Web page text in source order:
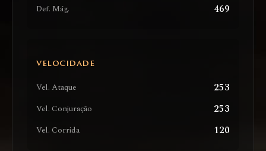
Def. Mág. 469
VELOCIDADE
Vel. Ataque 253
Vel. Conjuração 253
Vel. Corrida 120